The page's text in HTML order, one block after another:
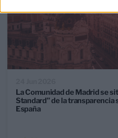
La Comunidad de Madrid se
Standard” de la transparencia
España